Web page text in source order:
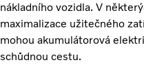
nákladního vozidla. V
maximalizace užitečného
mohou akumulátorová
schůdnou cestu.